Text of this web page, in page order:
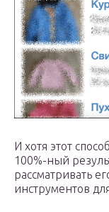
И хотя этот
100%-ный
рассматривать
инструментов